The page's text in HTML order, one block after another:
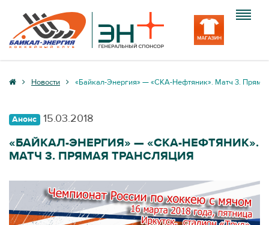
Клуб
Медиа
Новости «Байкал-Энергия» — «СКА-Нефтяник». Матч 3.
Анонс 15.03.2018
«БАЙКАЛ-ЭНЕРГИЯ» — «СКА-НЕФТЯНИК».
МАТЧ 3. ПРЯМАЯ ТРАНСЛЯЦИЯ